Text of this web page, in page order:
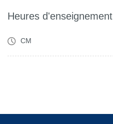
Heures d'enseignement
CM